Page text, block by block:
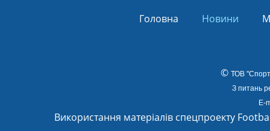
Головна Новини
© ТОВ
З питань
E-
Використання матеріалів спецпроекту